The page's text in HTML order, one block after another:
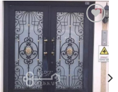
Add to
wishlist